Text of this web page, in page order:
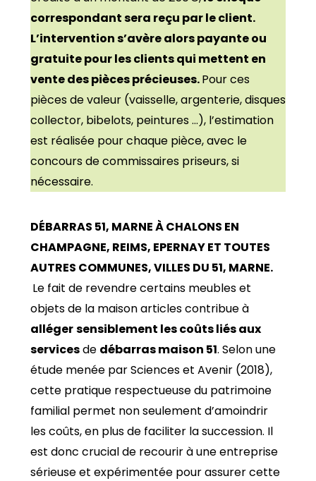
correspondant sera reçu par le client.
L’intervention s’avère alors payante ou
gratuite pour les clients qui mettent en
vente des pièces précieuses.Pour ces
pièces de valeur (vaisselle, argenterie, disques
collector, bibelots, peintures …), l’estimation
est réalisée pour chaque pièce, avec le
concours de commissaires priseurs, si
nécessaire.
DÉBARRAS 51, MARNE À CHALONS EN
CHAMPAGNE, REIMS, EPERNAY ET TOUTES
AUTRES COMMUNES, VILLES DU 51, MARNE.
Le fait de revendre certains meubles et
objets de la maison articles contribue à
allégersensiblement les coûts liés aux
servicesde débarras maison 51. Selon une
étude menée par Sciences et Avenir (2018),
cette pratique respectueuse du patrimoine
familial permet non seulement d’amoindrir
les coûts, en plus de faciliter la succession. Il
est donc crucial de recourir à une entreprise
sérieuse et expérimentée pour assurer cette